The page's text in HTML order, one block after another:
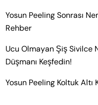
Yosun Peeling Sonrası
Rehber
Ucu Olmayan Şiş Sivilce
Düşmanı Keşfedin!
Yosun Peeling Koltuk Altı